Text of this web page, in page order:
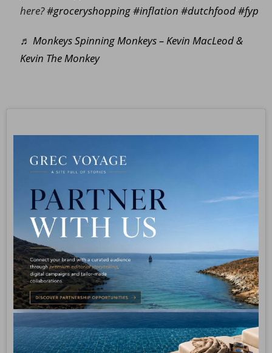
here?#groceryshopping#inflation #dutchfood#fyp
♬ Monkeys Spinning Monkeys – Kevin MacLeod &
Kevin The Monkey
View this post on Instagram